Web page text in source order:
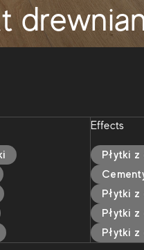
Effects
Płytki z
Płytki z
Płytki
Płytki z